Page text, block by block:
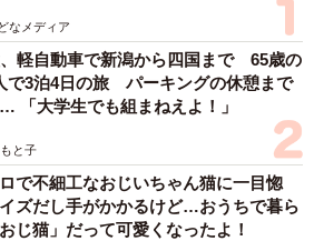
なメディア
軽自動車で新潟から四国まで 65歳の
で3泊4日の旅 パーキングの休憩まで
「大学生でも組まねえよ！」
と子
で不細工なおじいちゃん猫に一目惚
ズだし手がかかるけど…おうちで暮ら
じ猫」だって可愛くなったよ！